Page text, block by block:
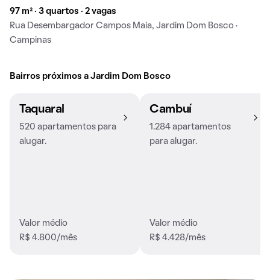
97 m² · 3 quartos · 2 vagas
Rua Desembargador Campos Maia, Jardim Dom Bosco ·
Campinas
Bairros próximos a Jardim Dom Bosco
Taquaral
520 apartamentos para
alugar.
Valor médio
R$ 4.800/mês
Cambuí
1.284 apartamentos
para alugar.
Valor médio
R$ 4.428/mês